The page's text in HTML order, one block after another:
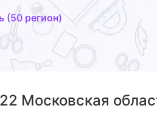
(50 регион)
Московская